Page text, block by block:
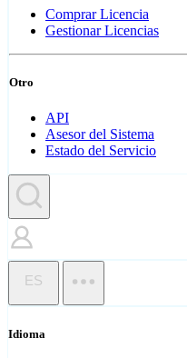
Comprar Licencia
Gestionar Licencias
Otro
API
Asesor del Sistema
Estado del Servicio
ES
Idioma